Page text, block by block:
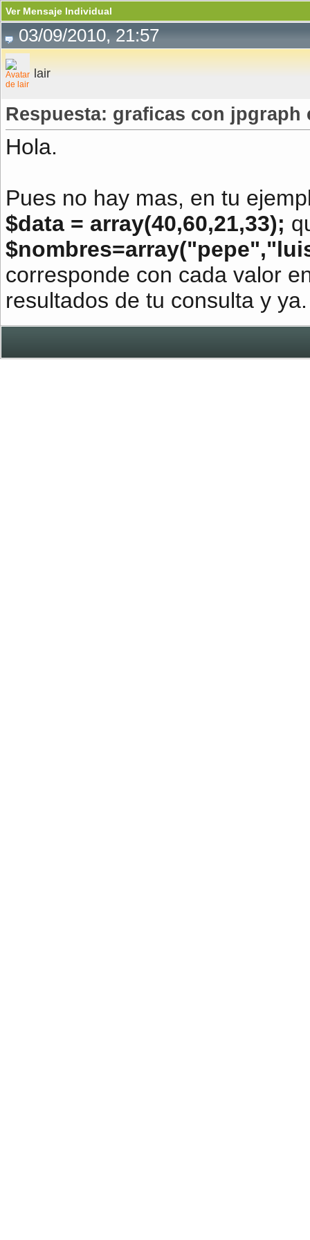
Ver Mensaje Individual
03/09/2010, 21:57
lair
Respuesta: graficas con jpgraph
Hola.
Pues no hay mas, en tu
$data = array(40,60,21,33);
corresponde con cada valor
resultados de tu consulta y ya.